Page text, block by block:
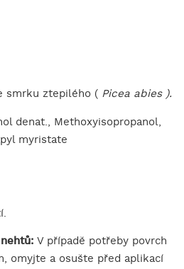
smrku ztepilého ( Picea abies ).
denat., Methoxyisopropanol,
myristate
V případě potřeby povrch
omyjte a osušte před aplikací